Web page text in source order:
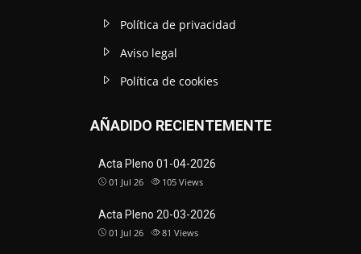
Política de privacidad
Aviso legal
Política de cookies
AÑADIDO RECIENTEMENTE
Acta Pleno 01-04-2026
01 Jul 26 105 Views
Acta Pleno 20-03-2026
01 Jul 26 81 Views